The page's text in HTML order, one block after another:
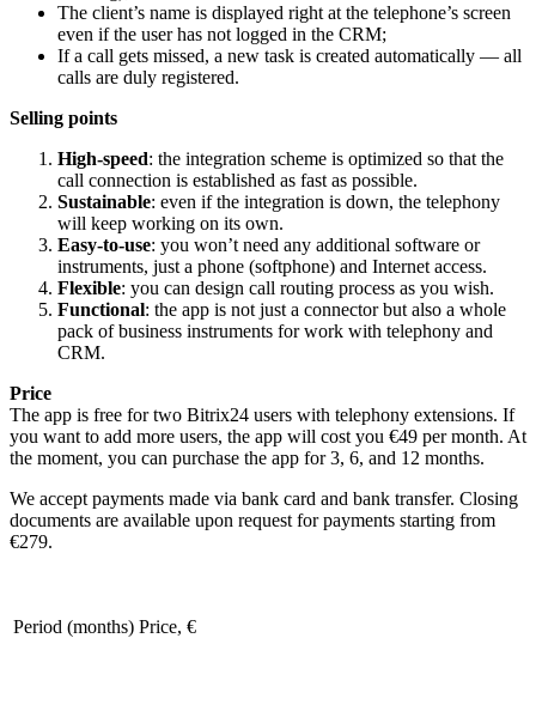
The client’s name is displayed right at the telephone’s screen
even if the user has not logged in the CRM;
If a call gets missed, a new task is created automatically — all
calls are duly registered.
Selling points
High-speed: the integration scheme is optimized so that the
call connection is established as fast as possible.
Sustainable: even if the integration is down, the telephony
will keep working on its own.
Easy-to-use: you won’t need any additional software or
instruments, just a phone (softphone) and Internet access.
Flexible: you can design call routing process as you wish.
Functional: the app is not just a connector but also a whole
pack of business instruments for work with telephony and
CRM.
Price
The app is free for two Bitrix24 users with telephony extensions. If
you want to add more users, the app will cost you €49 per month. At
the moment, you can purchase the app for 3, 6, and 12 months.
We accept payments made via bank card and bank transfer. Closing
documents are available upon request for payments starting from
€279.
Period (months) Price, €